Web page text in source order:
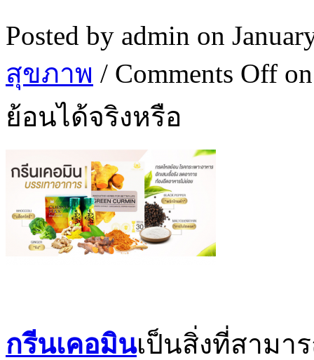
Posted by admin on
สุขภาพ / Comments Off
ย้อนได้จริงหรือ
กรีนเคอมินเป็นสิ่งที่สามา